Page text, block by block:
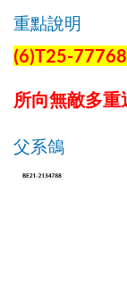
重點說明
(6)T25-
所向無敵多
父系鴿